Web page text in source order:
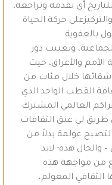
أي تقدمه وتراجعه،
حركة الحياة
بالعفوية
وتغييب دور
الأمم والأعراق، حيث
خلال مئات من
القطب الواحد الذي
العالمي المشترك
لي عنق الثقافات
عولمة بدلاً من
والحال هذه- لابد
من مواجهة هذه
الثقافي المعولم،